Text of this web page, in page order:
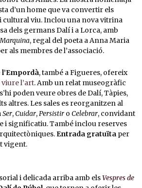
d’un home que va convertir els
viu. Inclou una nova vitrina
dels germans Dalí i a Lorca, amb
, regal del poeta a Anna Maria
als membres de l’associació.
, també a Figueres, ofereix
l’art. Amb un relat museogràfic
poden veure obres de Dalí, Tàpies,
altres. Les sales es reorganitzen al
Ser,Cuidar,Persistiro Celebrar, convidant
i significatiu. També inclou reserves
Entrada gratuïtaper
vigent.
i delicada arriba amb elsVespres de